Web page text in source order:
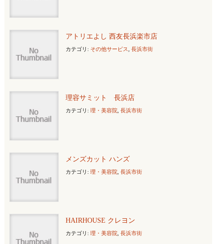
アトリエよし 西友長浜楽市店
カテゴリ: その他サービス 長浜市街
理容サミット 長浜店
カテゴリ: 理・美容院, 長浜市街
メンズカット ハンズ
カテゴリ: 理・美容院, 長浜市街
HAIRHOUSE クレヨン
カテゴリ: 理・美容院, 長浜市街